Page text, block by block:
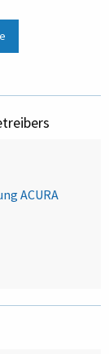
ACURA